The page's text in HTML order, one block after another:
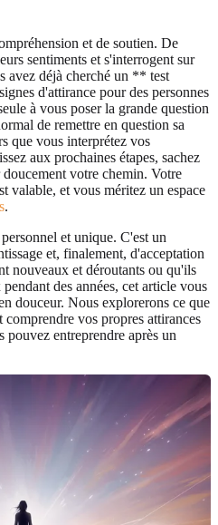
et de soutien. De
sentiments et s'interrogent sur
avez déjà cherché un ** test
d'attirance pour des personnes
à vous poser la grande question
de remettre en question sa
que vous interprétez vos
aux prochaines étapes, sachez
votre chemin. Votre
valable, et vous méritez un espace
.
et unique. C'est un
et, finalement, d'acceptation
nouveaux et déroutants ou qu'ils
des années, cet article vous
douceur. Nous explorerons ce que
vos propres attirances
pouvez entreprendre après un